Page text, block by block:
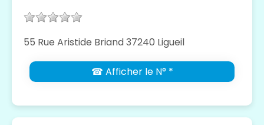
55 Rue Aristide Briand 37240 Ligueil
☎ Afficher le N° *